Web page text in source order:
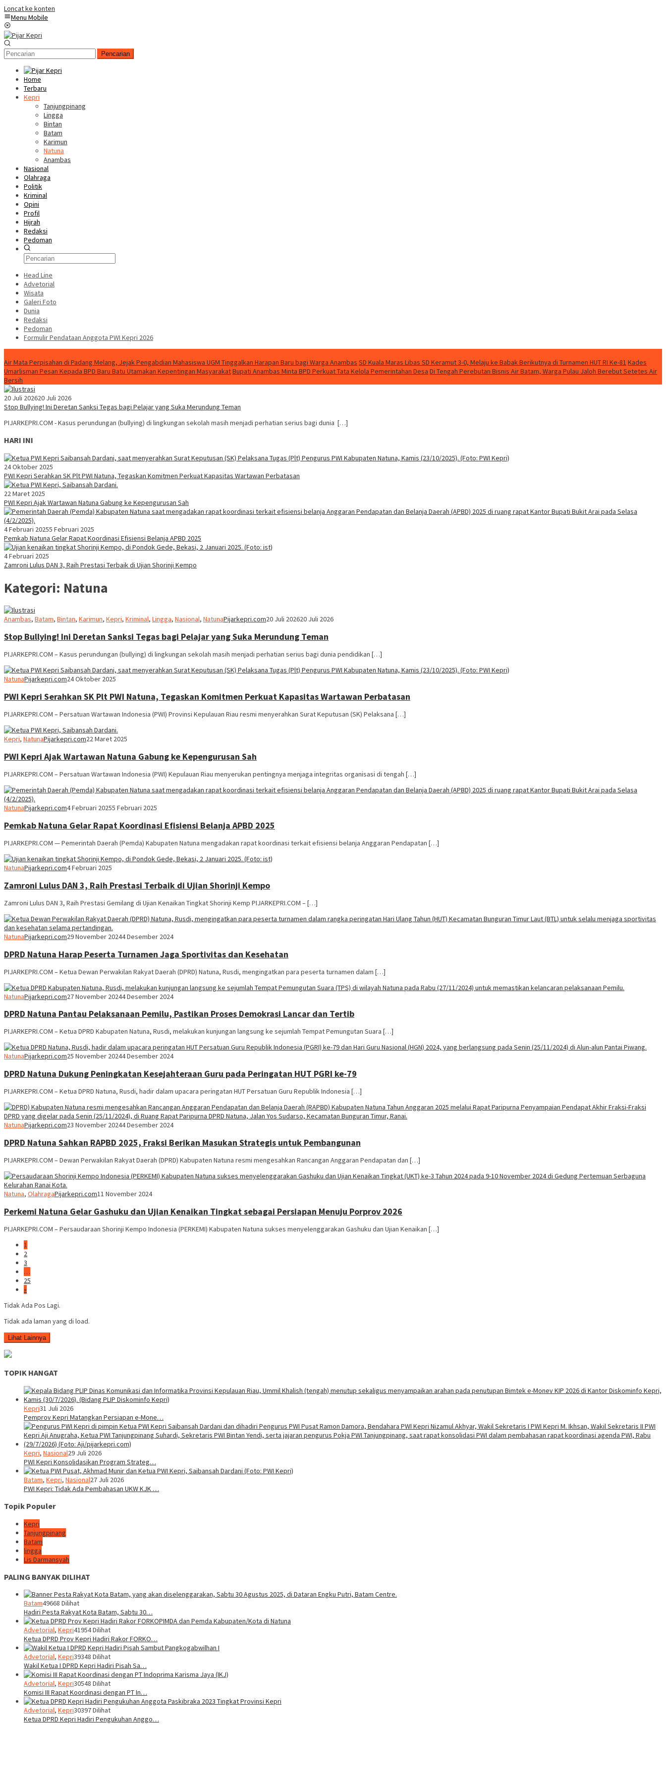
Loncat ke konten
Menu Mobile
Pencarian
Home
Terbaru
Kepri
Tanjungpinang
Lingga
Bintan
Batam
Karimun
Natuna
Anambas
Nasional
Olahraga
Politik
Kriminal
Opini
Profil
Hijrah
Redaksi
Pedoman
Head Line
Advetorial
Wisata
Galeri Foto
Dunia
Redaksi
Pedoman
Formulir Pendataan Anggota PWI Kepri 2026
Air Mata Perpisahan di Padang Melang, Jejak Pengabdian Mahasiswa UGM Tinggalkan Harapan Baru bagi Warga Anambas SD Kuala Maras Libas SD Keramut 3-0, Melaju ke Babak Berikutnya di Turnamen HUT RI Ke-81 Kades
Umarlisman Pesan Kepada BPD Baru Batu Utamakan Kepentingan MasyarakatBupati Anambas Minta BPD Perkuat Tata Kelola Pemerintahan Desa Di Tengah Perebutan Bisnis Air Batam, Warga Pulau Jaloh Berebut Setetes Air
Bersih
20 Juli 202620 Juli 2026
Stop Bullying! Ini Deretan Sanksi Tegas bagi Pelajar yang Suka Merundung Teman
PIJARKEPRI.COM - Kasus perundungan (bullying) di lingkungan sekolah masih menjadi perhatian serius bagi dunia […]
HARI INI
24 Oktober 2025
PWI Kepri Serahkan SK Plt PWI Natuna, Tegaskan Komitmen Perkuat Kapasitas Wartawan Perbatasan
22 Maret 2025
PWI Kepri Ajak Wartawan Natuna Gabung ke Kepengurusan Sah
4 Februari 20255 Februari 2025
Pemkab Natuna Gelar Rapat Koordinasi Efisiensi Belanja APBD 2025
4 Februari 2025
Zamroni Lulus DAN 3, Raih Prestasi Terbaik di Ujian Shorinji Kempo
Kategori: Natuna
Anambas, Batam, Bintan, Karimun, Kepri, Kriminal, Lingga, Nasional, NatunaPijarkepri.com20 Juli 202620 Juli 2026
Stop Bullying! Ini Deretan Sanksi Tegas bagi Pelajar yang Suka Merundung Teman
PIJARKEPRI.COM – Kasus perundungan (bullying) di lingkungan sekolah masih menjadi perhatian serius bagi dunia pendidikan […]
NatunaPijarkepri.com24 Oktober 2025
PWI Kepri Serahkan SK Plt PWI Natuna, Tegaskan Komitmen Perkuat Kapasitas Wartawan Perbatasan
PIJARKEPRI.COM – Persatuan Wartawan Indonesia (PWI) Provinsi Kepulauan Riau resmi menyerahkan Surat Keputusan (SK) Pelaksana […]
Kepri, NatunaPijarkepri.com22 Maret 2025
PWI Kepri Ajak Wartawan Natuna Gabung ke Kepengurusan Sah
PIJARKEPRI.COM – Persatuan Wartawan Indonesia (PWI) Kepulauan Riau menyerukan pentingnya menjaga integritas organisasi di tengah […]
NatunaPijarkepri.com4 Februari 20255 Februari 2025
Pemkab Natuna Gelar Rapat Koordinasi Efisiensi Belanja APBD 2025
PIJARKEPRI.COM — Pemerintah Daerah (Pemda) Kabupaten Natuna mengadakan rapat koordinasi terkait efisiensi belanja Anggaran Pendapatan […]
NatunaPijarkepri.com4 Februari 2025
Zamroni Lulus DAN 3, Raih Prestasi Terbaik di Ujian Shorinji Kempo
Zamroni Lulus DAN 3, Raih Prestasi Gemilang di Ujian Kenaikan Tingkat Shorinji Kemp PIJARKEPRI.COM – […]
NatunaPijarkepri.com29 November 20244 Desember 2024
DPRD Natuna Harap Peserta Turnamen Jaga Sportivitas dan Kesehatan
PIJARKEPRI.COM – Ketua Dewan Perwakilan Rakyat Daerah (DPRD) Natuna, Rusdi, mengingatkan para peserta turnamen dalam […]
NatunaPijarkepri.com27 November 20244 Desember 2024
DPRD Natuna Pantau Pelaksanaan Pemilu, Pastikan Proses Demokrasi Lancar dan Tertib
PIJARKEPRI.COM – Ketua DPRD Kabupaten Natuna, Rusdi, melakukan kunjungan langsung ke sejumlah Tempat Pemungutan Suara […]
NatunaPijarkepri.com25 November 20244 Desember 2024
DPRD Natuna Dukung Peningkatan Kesejahteraan Guru pada Peringatan HUT PGRI ke-79
PIJARKEPRI.COM – Ketua DPRD Natuna, Rusdi, hadir dalam upacara peringatan HUT Persatuan Guru Republik Indonesia […]
NatunaPijarkepri.com23 November 20244 Desember 2024
DPRD Natuna Sahkan RAPBD 2025, Fraksi Berikan Masukan Strategis untuk Pembangunan
PIJARKEPRI.COM – Dewan Perwakilan Rakyat Daerah (DPRD) Kabupaten Natuna resmi mengesahkan Rancangan Anggaran Pendapatan dan […]
Natuna, OlahragaPijarkepri.com11 November 2024
Perkemi Natuna Gelar Gashuku dan Ujian Kenaikan Tingkat sebagai Persiapan Menuju Porprov 2026
PIJARKEPRI.COM – Persaudaraan Shorinji Kempo Indonesia (PERKEMI) Kabupaten Natuna sukses menyelenggarakan Gashuku dan Ujian Kenaikan […]
1
2
3
…
25
»
Tidak Ada Pos Lagi.
Tidak ada laman yang di load.
Lihat Lainnya
TOPIK HANGAT
Kepri31 Juli 2026
Pemprov Kepri Matangkan Persiapan e-Mone…
Kepri, Nasional29 Juli 2026
PWI Kepri Konsolidasikan Program Strateg…
Batam, Kepri, Nasional27 Juli 2026
PWI Kepri: Tidak Ada Pembahasan UKW KJK …
Topik Populer
Kepri
Tanjungpinang
Batam
lingga
Lis Darmansyah
PALING BANYAK DILIHAT
Batam49668 Dilihat
Hadiri Pesta Rakyat Kota Batam, Sabtu 30…
Advetorial, Kepri41954 Dilihat
Ketua DPRD Prov Kepri Hadiri Rakor FORKO…
Advetorial, Kepri39348 Dilihat
Wakil Ketua I DPRD Kepri Hadiri Pisah Sa…
Advetorial, Kepri30548 Dilihat
Komisi III Rapat Koordinasi dengan PT In…
Advetorial, Kepri30397 Dilihat
Ketua DPRD Kepri Hadiri Pengukuhan Anggo…